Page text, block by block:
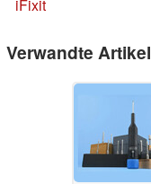
iFixit
Verwandte Artikel